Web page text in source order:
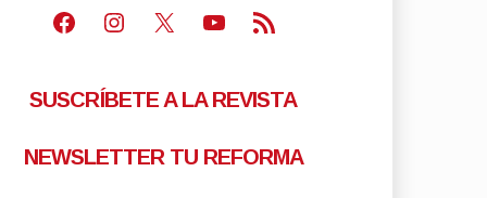
Facebook
Instagram
X Youtube
Feed RSS
SUSCRÍBETE A LA REVISTA
NEWSLETTER TU REFORMA